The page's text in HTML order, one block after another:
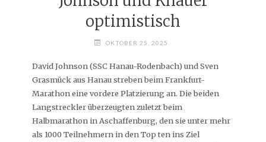
optimistisch
OKTOBER 25, 2025
David Johnson (SSC Hanau-Rodenbach) und Sven
Grasmück aus Hanau streben beim Frankfurt-
Marathon eine vordere Platzierung an. Die beiden
Langstreckler überzeugten zuletzt beim
Halbmarathon in Aschaffenburg, den sie unter mehr
als 1000 Teilnehmern in den Top ten ins Ziel